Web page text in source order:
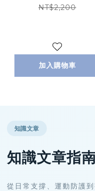
NT$2,200
加入購物車
知識文章
知識文章指
從日常支撐、運動防護